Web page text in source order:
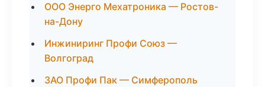
ООО Энерго Мехатроника — Ростов-
на-Дону
Инжиниринг Профи Союз —
Волгоград
ЗАО Профи Пак — Симферополь